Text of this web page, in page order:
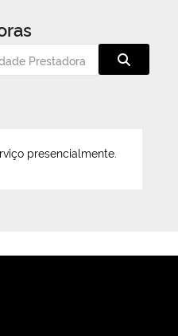
presencialmente.